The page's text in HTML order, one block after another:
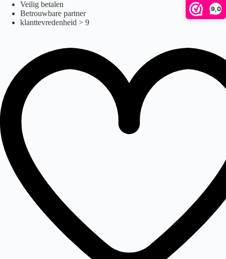
9,0
naar
Veilig betalen
Betrouwbare partner
klanttevredenheid > 9